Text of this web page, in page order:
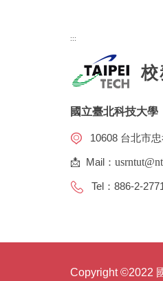
:::
國立臺北科技大學
10608 台北市
📩 Mail：
Tel：886-2-
Copyright ©2022